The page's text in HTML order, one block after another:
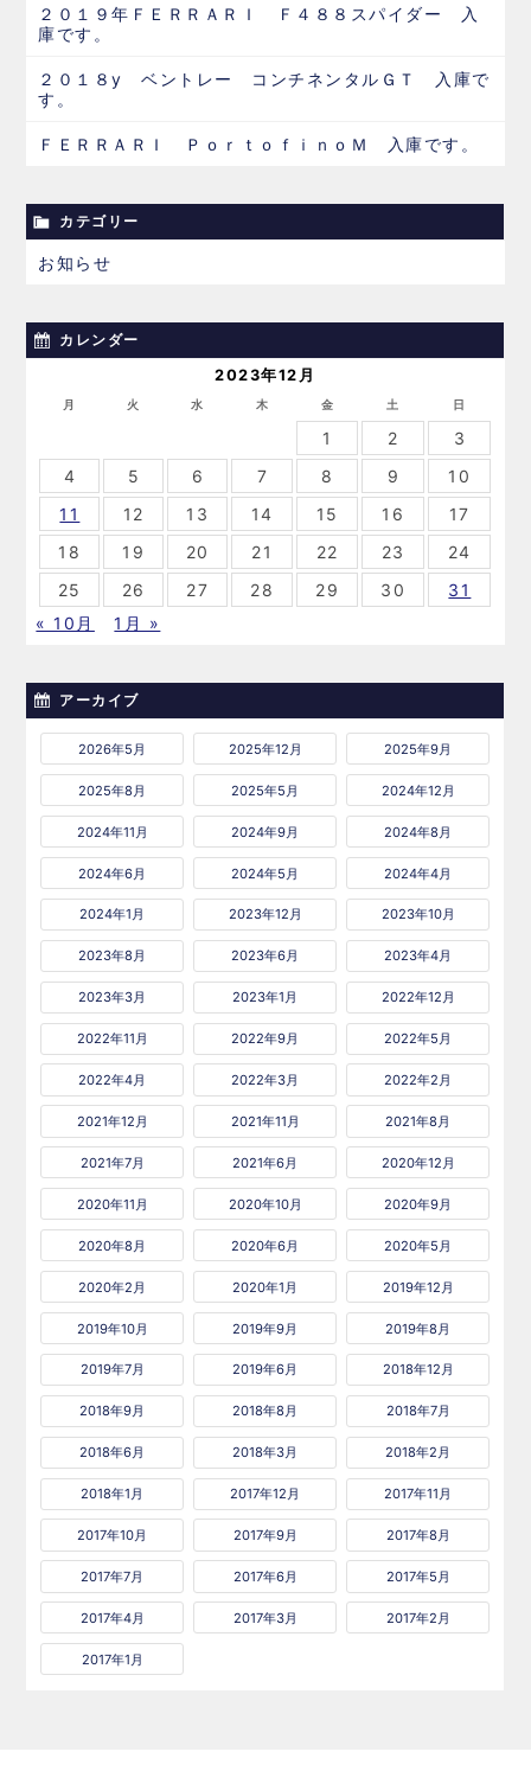
２０１９年ＦＥＲＲＡＲＩ Ｆ４８８スパイダー 入
庫です。
２０１８y ベントレー コンチネンタルＧＴ 入庫で
す。
ＦＥＲＲＡＲＩ ＰｏｒｔｏｆｉｎｏＭ 入庫です。
カテゴリー
お知らせ
カレンダー
2023年12月
月 火 水 木 金 土 日
1 2
3
4
5 6 7 8 9
10
11
12 13 14 15 16
17
18
19 20 21 22 23
24
25
26 27 28 29 30
31
« 10月
1月 »
アーカイブ
2026年5月 2025年12月 2025年9月
2025年8月 2025年5月 2024年12月
2024年11月 2024年9月 2024年8月
2024年6月 2024年5月 2024年4月
2024年1月 2023年12月 2023年10月
2023年8月 2023年6月 2023年4月
2023年3月 2023年1月 2022年12月
2022年11月 2022年9月 2022年5月
2022年4月 2022年3月 2022年2月
2021年12月 2021年11月 2021年8月
2021年7月 2021年6月 2020年12月
2020年11月 2020年10月 2020年9月
2020年8月 2020年6月 2020年5月
2020年2月 2020年1月 2019年12月
2019年10月 2019年9月 2019年8月
2019年7月 2019年6月 2018年12月
2018年9月 2018年8月 2018年7月
2018年6月 2018年3月 2018年2月
2018年1月 2017年12月 2017年11月
2017年10月 2017年9月 2017年8月
2017年7月 2017年6月 2017年5月
2017年4月 2017年3月 2017年2月
2017年1月